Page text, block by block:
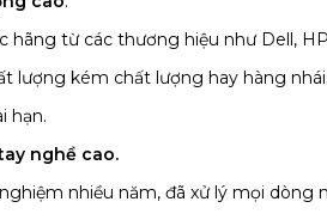
từ các thương hiệu như Dell,
lượng kém chất lượng hay hàng
hạn.
nghề cao.
nhiều năm, đã xử lý mọi